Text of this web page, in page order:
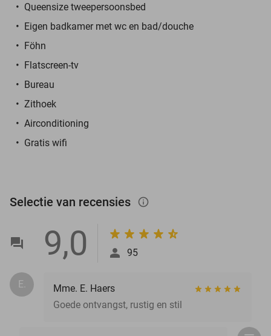
Queensize tweepersoonsbed
Eigen badkamer met wc en bad/douche
Föhn
Flatscreen-tv
Bureau
Zithoek
Airconditioning
Gratis wifi
Selectie van recensies info_outlined
9,0 95
E.
Mme. E. Haers
Goede ontvangst, rustig en stil